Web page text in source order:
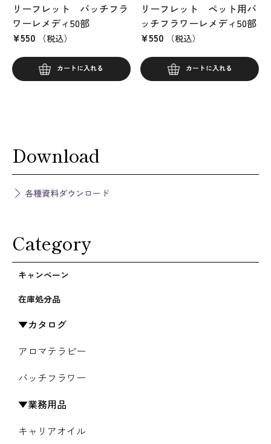
リーフレット バッチフラ
ワーレメディ50部
¥550 （税込）
カートに入れる
リーフレット ペット用バ
ッチフラワーレメディ50部
¥550 （税込）
カートに入れる
Download
各種資料ダウンロード
Category
キャンペーン
在庫処分品
カタログ
アロマテラピー
バッチフラワー
業務用品
キャリアオイル